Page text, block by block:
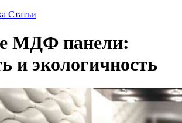
Статьи
МДФ панели:
и экологичность